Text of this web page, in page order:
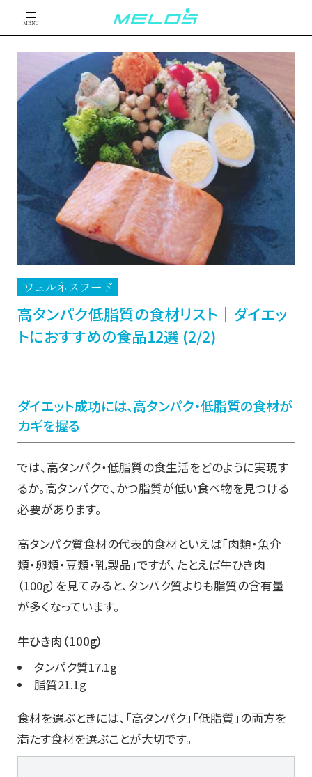
MENU
ウェルネスフード
高タンパク低脂質の食材リスト｜ダイエッ
トにおすすめの食品12選 (2/2)
ダイエット成功には、高タンパク・低脂質の食材が
カギを握る
では、高タンパク・低脂質の食生活をどのように実現す
るか。高タンパクで、かつ脂質が低い食べ物を見つける
必要があります。
高タンパク質食材の代表的食材といえば「肉類・魚介
類・卵類・豆類・乳製品」ですが、たとえば牛ひき肉
（100g）を見てみると、タンパク質よりも脂質の含有量
が多くなっています。
牛ひき肉（100g）
タンパク質17.1g
脂質21.1g
食材を選ぶときには、「高タンパク」「低脂質」の両方を
満たす食材を選ぶことが大切です。